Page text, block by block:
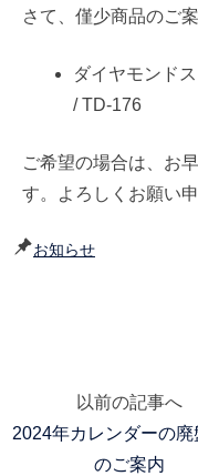
さて、僅少商品のご
ダイヤモンド
/ TD-176
ご希望の場合は、お
す。よろしくお願い
お知らせ
以前の記事へ
2024年カレンダーの廃
のご案内